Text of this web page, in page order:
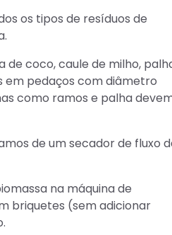
os tipos de resíduos de
de coco, caule de milho,
em pedaços com diâmetro
como ramos e palha
de um secador de fluxo
na máquina de
briquetes (sem adicionar